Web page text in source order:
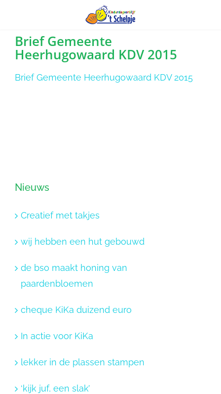
naar
Brief Gemeente
Heerhugowaard KDV 2015
Brief Gemeente Heerhugowaard KDV 2015
Nieuws
Creatief met takjes
wij hebben een hut gebouwd
de bso maakt honing van
paardenbloemen
cheque KiKa duizend euro
In actie voor KiKa
lekker in de plassen stampen
‘kijk juf, een slak’